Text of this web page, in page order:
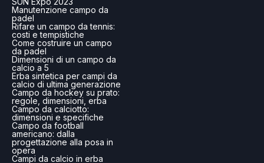
Manutenzione campo da
padel
Rifare un campo da tennis:
costi e tempistiche
Come costruire un campo
da padel
Dimensioni di un campo da
calcio a 5
Erba sintetica per campi da
calcio di ultima generazione
Campo da hockey su prato:
regole, dimensioni, erba
Campo da calciotto:
dimensioni e specifiche
Campo da football
americano: dalla
progettazione alla posa in
opera
Campi da calcio in erba